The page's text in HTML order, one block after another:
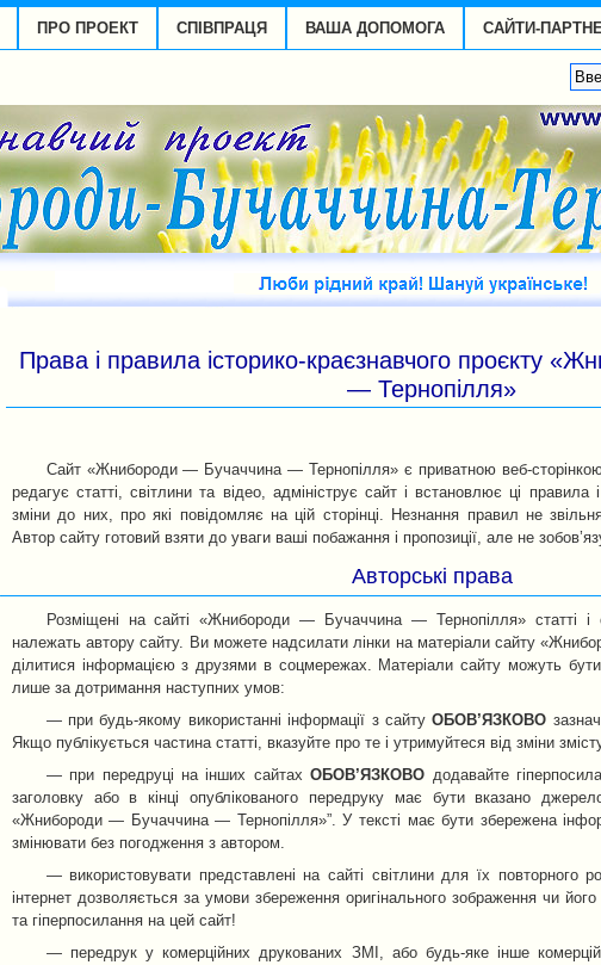
ПРО ПРОЕКТ СПІВПРАЦЯ ВАША ДОПОМОГА САЙТИ-
Права і правила історико-краєзнавчого проєкту
— Тернопілля»
Cайт «Жнибороди — Бучаччина — Тернопілля» є приватною веб-
редагує статті, світлини та відео, адмініструє сайт і встановлює ці
зміни до них, про які повідомляє на цій сторінці. Незнання правил не
Автор сайту готовий взяти до уваги ваші побажання і пропозиції, але не
Авторські права
Розміщені на сайті «Жнибороди — Бучаччина — Тернопілля» статті і
належать автору сайту. Ви можете надсилати лінки на матеріали сайту
ділитися інформацією з друзями в соцмережах. Матеріали сайту можуть бути
лише за дотримання наступних умов:
— при будь-якому використанні інформації з сайтуОБОВ’ЯЗКОВО
Якщо публікується частина статті, вказуйте про те і утримуйтеся від зміни
— при передруці на інших сайтахОБОВ’ЯЗКОВО додавайте
заголовку або в кінці опублікованого передруку має бути вказано
«Жнибороди — Бучаччина — Тернопілля»”. У тексті має бути збережена
змінювати без погодження з автором.
— використовувати представлені на сайті світлини для їх повторного
інтернет дозволяється за умови збереження оригінального зображення чи
та гіперпосилання на цей сайт!
— передрук у комерційних друкованих ЗМІ, або будь-яке інше